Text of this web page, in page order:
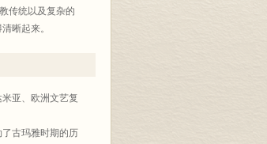
传统以及复杂的
清晰起来。
亚、欧洲文艺复
古玛雅时期的历